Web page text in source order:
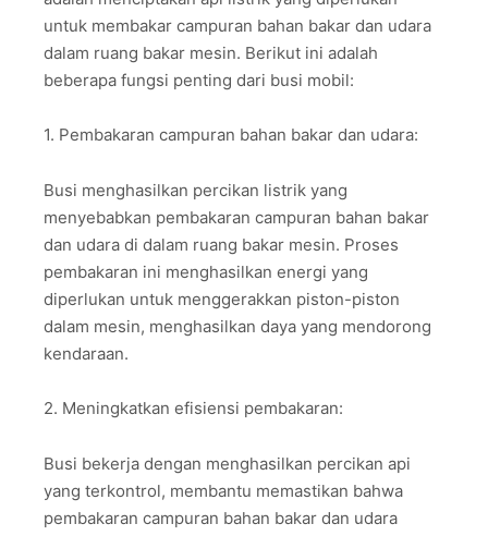
untuk membakar campuran bahan bakar dan udara
dalam ruang bakar mesin. Berikut ini adalah
beberapa fungsi penting dari busi mobil:
1. Pembakaran campuran bahan bakar dan udara:
Busi menghasilkan percikan listrik yang
menyebabkan pembakaran campuran bahan bakar
dan udara di dalam ruang bakar mesin. Proses
pembakaran ini menghasilkan energi yang
diperlukan untuk menggerakkan piston-piston
dalam mesin, menghasilkan daya yang mendorong
kendaraan.
2. Meningkatkan efisiensi pembakaran:
Busi bekerja dengan menghasilkan percikan api
yang terkontrol, membantu memastikan bahwa
pembakaran campuran bahan bakar dan udara